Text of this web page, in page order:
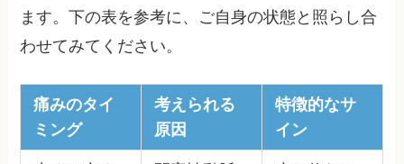
ます。下の表を参考に、ご自身の状態と照らし合
わせてみてください。
痛みのタイ
ミング
考えられる
原因
特徴的なサ
イン